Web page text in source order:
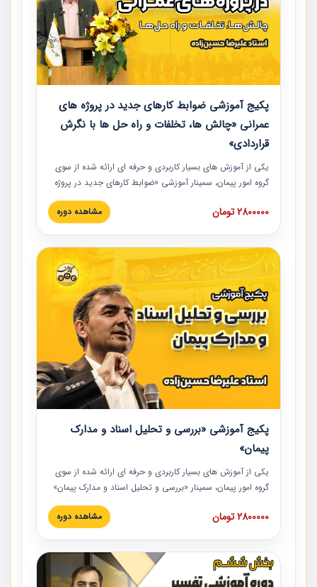
پکیج آموزشی ضوابط کارهای جدید در پروژه های
عمرانی «چالش ها، تخلفات و راه حل ها با نگرش
قراردادی»
یکی از آموزش‏‏‏‏‏‏ های بسیار کاربردی و حرفه‏ ای ارائه شده از سوی
گروه امور پیمان، سمینار آموزشی «ضوابط کارهای جدید در پروژه
های عمرانی» چالش ها، تخلفات و راه حل ها با نگرش قراردادی
است که در محل سندیکای شرکت های ساختمانی کشور ارائه شد.
مدارک پیمان به همراه تجربیات عملی ارائه شده است.
2800000 تومان مشاهده دوره
پکیج آموزشی «بررسی و تحلیل اسناد و مدارک
پیمان»
یکی از آموزش‏‏‏‏‏‏ های بسیار کاربردی و حرفه‏ ای ارائه شده از سوی
گروه امور پیمان، سمینار «بررسی و تحلیل اسناد و مدارک پیمان»
است که در دانشگاه صنعتی شریف ارائه شد. در این آموزش
نکات کلیدی مربوط به اسناد و مدارک پیمان، اولویت بندی اسناد
پیمان به همراه تجربیات عملی در این خصوص ارائه شده است.
2800000 تومان مشاهده دوره